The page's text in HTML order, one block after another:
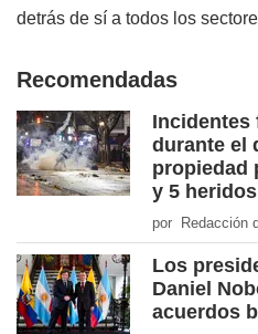
detrás de sí a todos los
Recomendadas
Incidentes
durante el
propiedad
y 5 heridos
por Redacción
Los
Daniel
acuerdos